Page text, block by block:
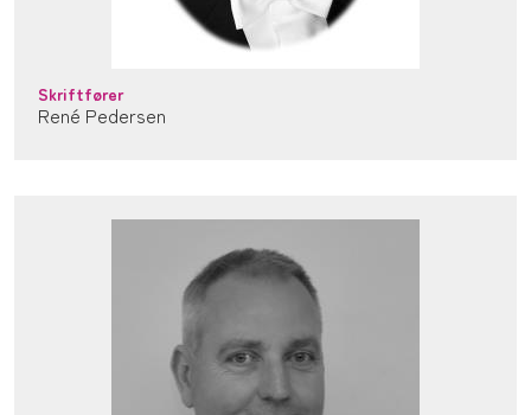
Skriftfører
René Pedersen